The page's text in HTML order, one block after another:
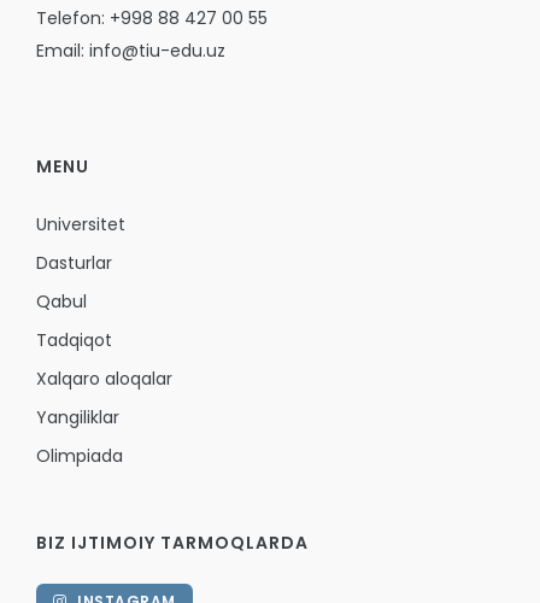
Telefon: +998 88 427 00 55
Email: info@tiu-edu.uz
MENU
Universitet
Dasturlar
Qabul
Tadqiqot
Xalqaro aloqalar
Yangiliklar
Olimpiada
BIZ IJTIMOIY TARMOQLARDA